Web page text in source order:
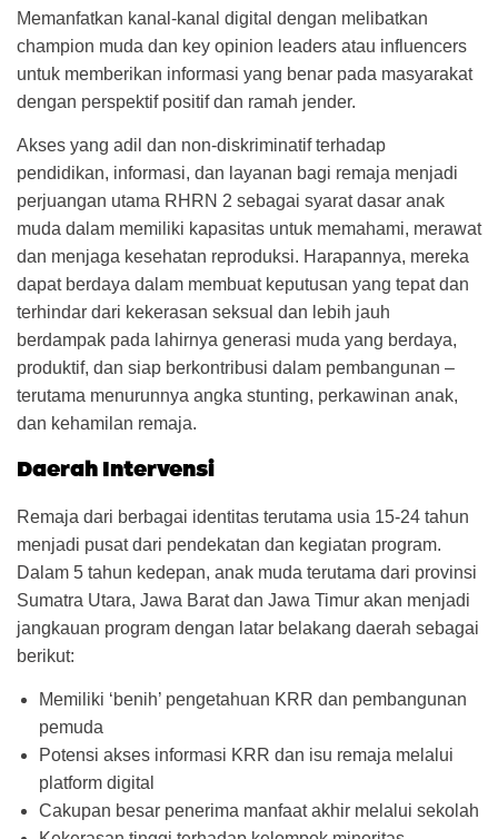
Memanfatkan kanal-kanal digital dengan melibatkan
champion muda dan key opinion leaders atau influencers
untuk memberikan informasi yang benar pada masyarakat
dengan perspektif positif dan ramah jender.
Akses yang adil dan non-diskriminatif terhadap
pendidikan, informasi, dan layanan bagi remaja menjadi
perjuangan utama RHRN 2 sebagai syarat dasar anak
muda dalam memiliki kapasitas untuk memahami, merawat
dan menjaga kesehatan reproduksi. Harapannya, mereka
dapat berdaya dalam membuat keputusan yang tepat dan
terhindar dari kekerasan seksual dan lebih jauh
berdampak pada lahirnya generasi muda yang berdaya,
produktif, dan siap berkontribusi dalam pembangunan –
terutama menurunnya angka stunting, perkawinan anak,
dan kehamilan remaja.
Daerah Intervensi
Remaja dari berbagai identitas terutama usia 15-24 tahun
menjadi pusat dari pendekatan dan kegiatan program.
Dalam 5 tahun kedepan, anak muda terutama dari provinsi
Sumatra Utara, Jawa Barat dan Jawa Timur akan menjadi
jangkauan program dengan latar belakang daerah sebagai
berikut:
Memiliki ‘benih’ pengetahuan KRR dan pembangunan
pemuda
Potensi akses informasi KRR dan isu remaja melalui
platform digital
Cakupan besar penerima manfaat akhir melalui sekolah